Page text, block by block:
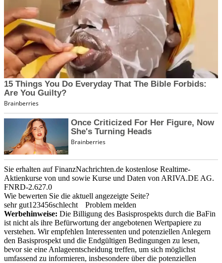
Sie erhalten auf FinanzNachrichten.de kostenlose Realtime-
Aktienkurse von und sowie Kurse und Daten von ARIVA.DE AG.
FNRD-2.627.0
Wie bewerten Sie die aktuell angezeigte Seite?
sehr gut1 23456schlecht
Problem melden
Werbehinweise: Die Billigung des Basisprospekts durch die BaFin
ist nicht als ihre Befürwortung der angebotenen Wertpapiere zu
verstehen. Wir empfehlen Interessenten und potenziellen Anlegern
den Basisprospekt und die Endgültigen Bedingungen zu lesen,
bevor sie eine Anlageentscheidung treffen, um sich möglichst
umfassend zu informieren, insbesondere über die potenziellen